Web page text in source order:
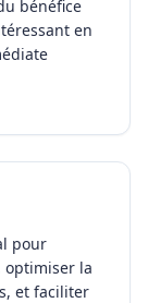
bénéfice
en
pour
optimiser la
et faciliter